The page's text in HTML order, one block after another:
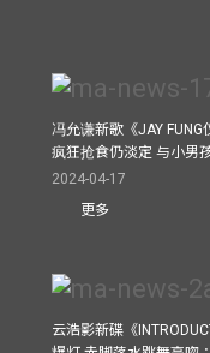
冯允谦新歌《JAY
疯狂抢食仍淡定 与小男
2024-04-17
更多
云浩影新碟《